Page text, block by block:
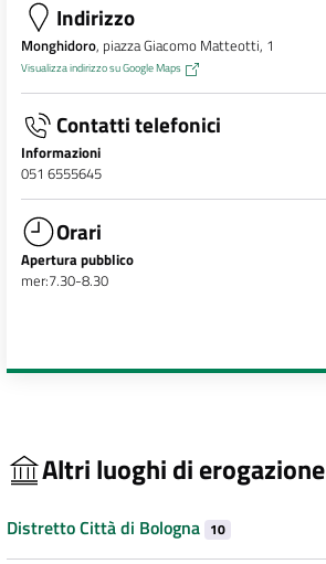
Indirizzo
Monghidoro, piazza Giacomo Matteotti, 1
Visualizza indirizzo su Google Maps
Contatti telefonici
Informazioni
051 6555645
Orari
Apertura pubblico
mer:7.30-8.30
Altri luoghi di erogazione
Distretto Città di Bologna 10